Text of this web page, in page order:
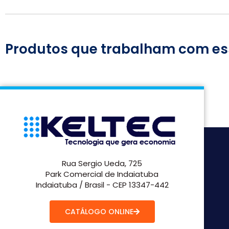
Produtos que trabalham com
Rua Sergio Ueda, 725
Park Comercial de Indaiatuba
Indaiatuba / Brasil - CEP 13347-442
CATÁLOGO ONLINE